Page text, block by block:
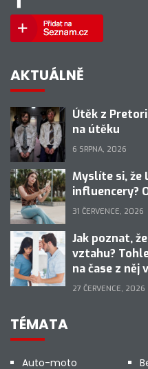
AKTUÁLNĚ
Útěk z
na útěku
6 SRPNA, 2026
Myslíte si, že
influencery?
31 ČERVENCE, 2026
Jak poznat,
vztahu?
na čase z něj
27 ČERVENCE, 2026
TÉMATA
Auto-moto